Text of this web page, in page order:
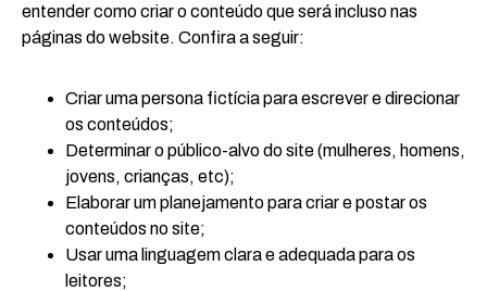
entender como criar o conteúdo que será incluso nas
páginas do website. Confira a seguir:
Criar uma persona fictícia para escrever e direcionar
os conteúdos;
Determinar o público-alvo do site (mulheres, homens,
jovens, crianças, etc);
Elaborar um planejamento para criar e postar os
conteúdos no site;
Usar uma linguagem clara e adequada para os
leitores;